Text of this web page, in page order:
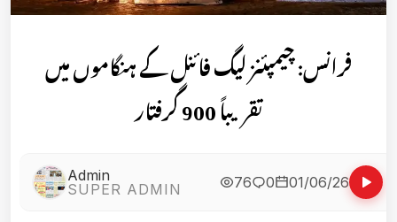
فرانس: چیمپئنز لیگ فائنل کے ہنگاموں میں
تقریباً 900 گرفتار
Admin
SUPER ADMIN
76 0 01/06/26